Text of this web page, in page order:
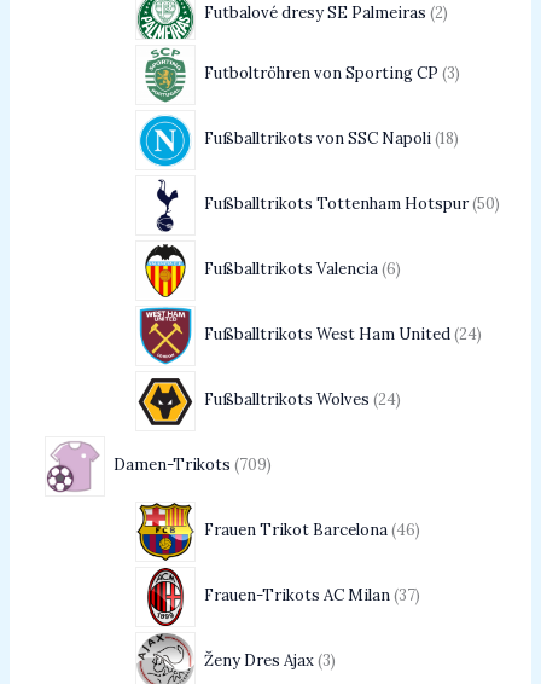
Futbalové dresy SE Palmeiras 2
Futboltröhren von Sporting CP 3
Fußballtrikots von SSC Napoli 18
Fußballtrikots Tottenham Hotspur 50
Fußballtrikots Valencia 6
Fußballtrikots West Ham United 24
Fußballtrikots Wolves 24
Damen-Trikots 709
Frauen Trikot Barcelona 46
Frauen-Trikots AC Milan 37
Ženy Dres Ajax 3